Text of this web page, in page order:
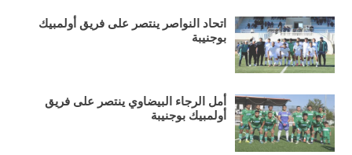
اتحاد النواصر ينتصر على فريق أولمبيك
بوجنيبة
أمل الرجاء البيضاوي ينتصر على فريق
أولمبيك بوجنيبة